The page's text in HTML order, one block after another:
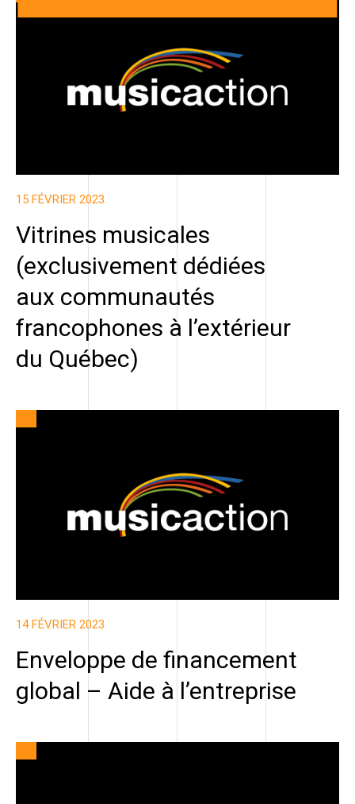
15 FÉVRIER 2023
Vitrines musicales
(exclusivement dédiées
aux communautés
francophones à l’extérieur
du Québec)
14 FÉVRIER 2023
Enveloppe de financement
global – Aide à l’entreprise